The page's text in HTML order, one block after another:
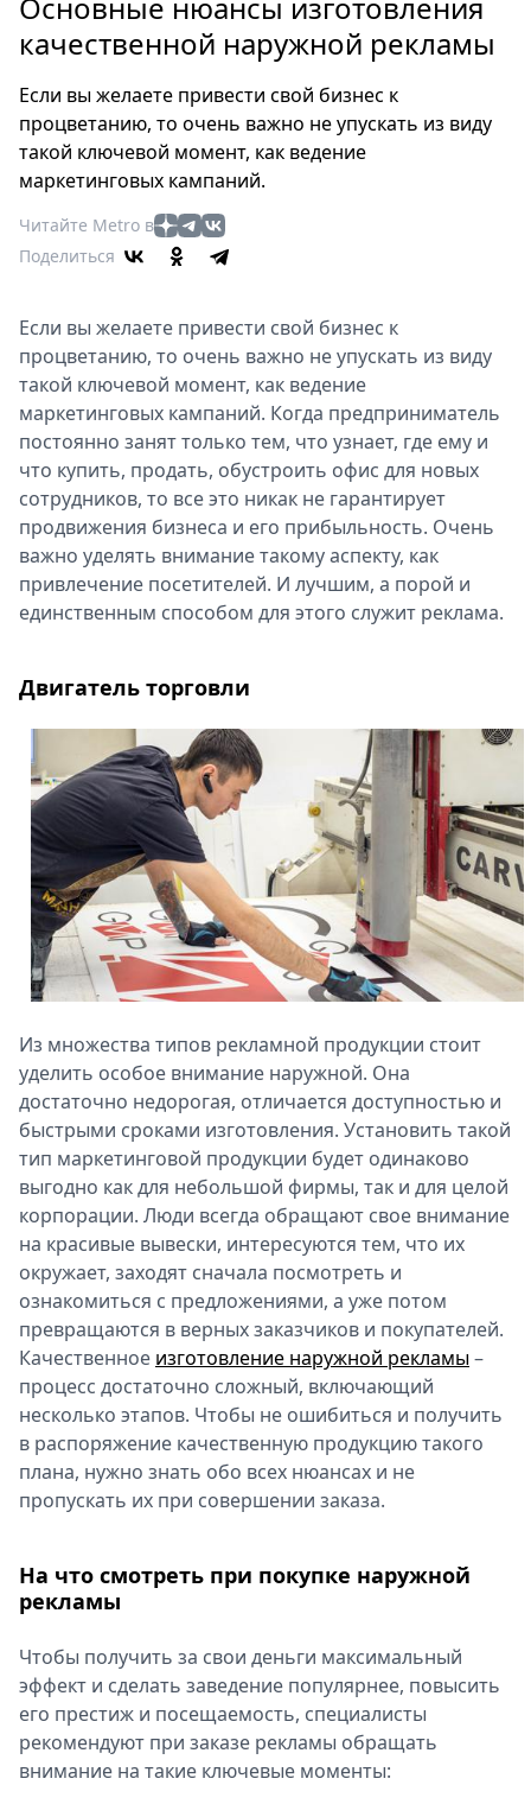
Россия
Здоровье
Еда
Туризм
Театр
Кино
Книги
Выставки
Пресс-
релизы
О
Metro
Стримы
Спецпроекты
Звезды
Выборы
Metro
качественной наружной рекламы
Если вы желаете привести свой бизнес к
процветанию, то очень важно не упускать из виду
такой ключевой момент, как ведение
маркетинговых кампаний.
Читайте Metro в
Поделиться
Если вы желаете привести свой бизнес к
процветанию, то очень важно не упускать из виду
такой ключевой момент, как ведение
маркетинговых кампаний. Когда предприниматель
постоянно занят только тем, что узнает, где ему и
что купить, продать, обустроить офис для новых
сотрудников, то все это никак не гарантирует
продвижения бизнеса и его прибыльность. Очень
важно уделять внимание такому аспекту, как
привлечение посетителей. И лучшим, а порой и
единственным способом для этого служит реклама.
Двигатель торговли
Из множества типов рекламной продукции стоит
уделить особое внимание наружной. Она
достаточно недорогая, отличается доступностью и
быстрыми сроками изготовления. Установить такой
тип маркетинговой продукции будет одинаково
выгодно как для небольшой фирмы, так и для целой
корпорации. Люди всегда обращают свое внимание
на красивые вывески, интересуются тем, что их
окружает, заходят сначала посмотреть и
ознакомиться с предложениями, а уже потом
превращаются в верных заказчиков и покупателей.
Качественное изготовление наружной рекламы–
процесс достаточно сложный, включающий
несколько этапов. Чтобы не ошибиться и получить
в распоряжение качественную продукцию такого
плана, нужно знать обо всех нюансах и не
пропускать их при совершении заказа.
На что смотреть при покупке наружной
рекламы
Чтобы получить за свои деньги максимальный
эффект и сделать заведение популярнее, повысить
его престиж и посещаемость, специалисты
рекомендуют при заказе рекламы обращать
внимание на такие ключевые моменты: